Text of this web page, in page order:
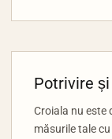
Potrivire
Croiala nu este
măsurile tale